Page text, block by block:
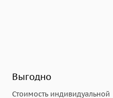
Выгодно
Стоимость индивидуальной